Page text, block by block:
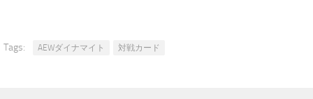
Tags: AEWダイナマイト 対戦カード